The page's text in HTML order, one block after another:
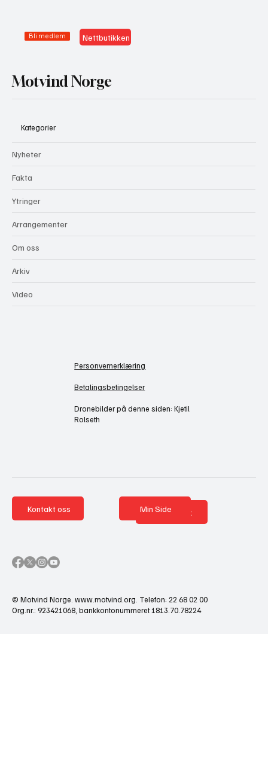
Bli medlem Nettbutikken
Motvind Norge
Kategorier
Nyheter
Fakta
Ytringer
Arrangementer
Om oss
Arkiv
Video
Personvernerklæring
Betalingsbetingelser
Dronebilder på denne siden: Kjetil
Rolseth
Kontakt oss Nettbutikk
Min Side
© Motvind Norge. www.motvind.org . Telefon: 22 68 02 00
Org.nr.: 923421068, bankkontonummeret 1813.70.78224